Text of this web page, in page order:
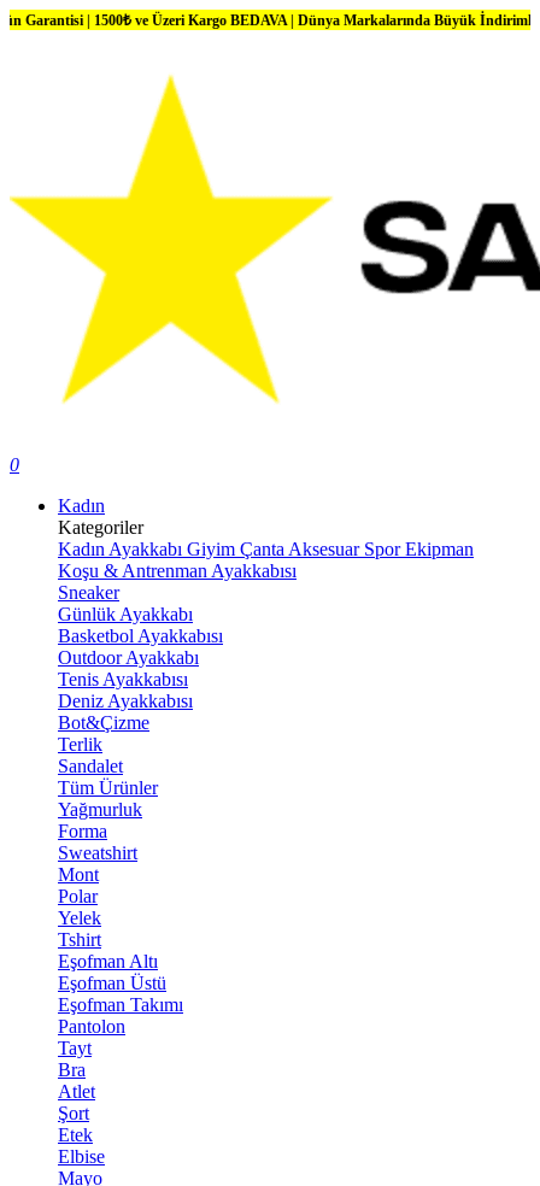
1500₺ ve Üzeri Kargo BEDAVA | Dünya Markalarında Büyük İndirimler
0
Kadın
Kategoriler
Kadın Ayakkabı Giyim Çanta Aksesuar Spor Ekipman
Koşu & Antrenman Ayakkabısı
Sneaker
Günlük Ayakkabı
Basketbol Ayakkabısı
Outdoor Ayakkabı
Tenis Ayakkabısı
Deniz Ayakkabısı
Bot&Çizme
Terlik
Sandalet
Tüm Ürünler
Yağmurluk
Forma
Sweatshirt
Mont
Polar
Yelek
Tshirt
Eşofman Altı
Eşofman Üstü
Eşofman Takımı
Pantolon
Tayt
Bra
Atlet
Şort
Etek
Elbise
Mayo